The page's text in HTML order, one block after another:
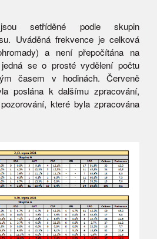
setříděné podle skupin
Uváděná frekvence je celková
a není přepočítána na
se o prosté vydělení počtu
časem v hodinách. Červeně
poslána k dalšímu zpracování,
které byla zpracována